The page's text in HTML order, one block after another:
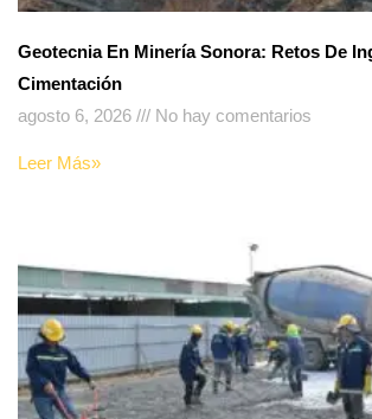
Geotecnia En Minería Sonora: Retos De
Cimentación
agosto 6, 2026
No hay comentarios
Leer Más»